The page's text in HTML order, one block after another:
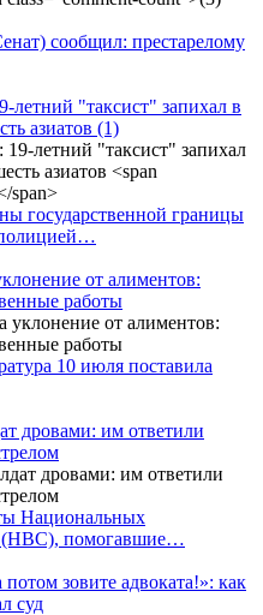
сообщил: престарелому
летний "таксист" запихал в
азиатов (1)
государственной границы
от алиментов:
работы
10 июля поставила
дровами: им ответили
Национальных
(НВС), помогавшие…
зовите адвоката!»: как
суд